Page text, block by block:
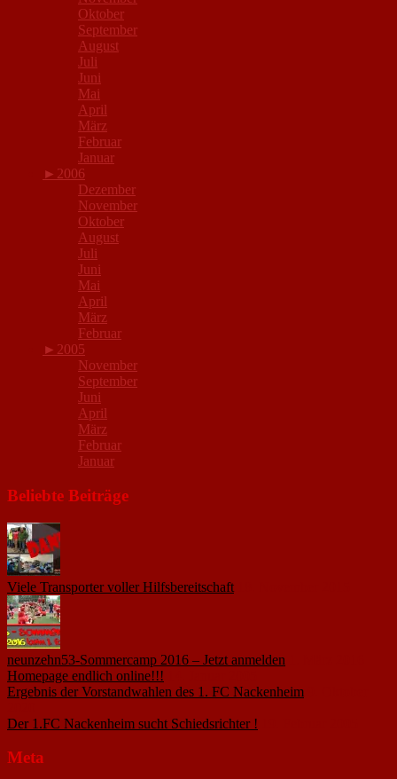
Oktober
September
August
Juli
Juni
Mai
April
März
Februar
Januar
► 2006
Dezember
November
Oktober
August
Juli
Juni
Mai
April
März
Februar
► 2005
November
September
Juni
April
März
Februar
Januar
Beliebte Beiträge
Viele Transporter voller Hilfsbereitschaft
neunzehn53-Sommercamp 2016 – Jetzt anmelden
Homepage endlich online!!!
Ergebnis der Vorstandwahlen des 1. FC Nackenheim
Der 1.FC Nackenheim sucht Schiedsrichter !
Meta